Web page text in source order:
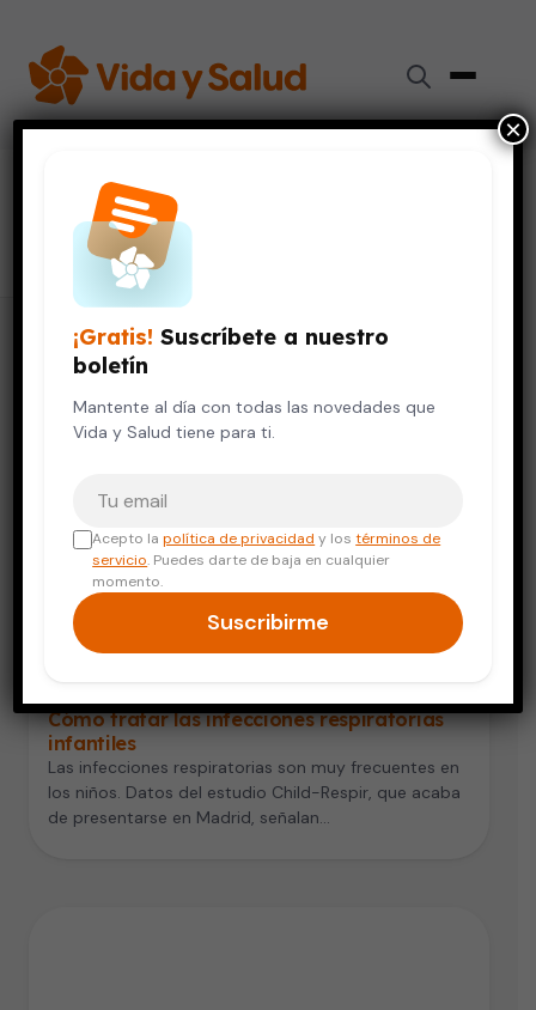
remedios naturales
35 artículos
Cómo tratar las infecciones respiratorias
infantiles
Las infecciones respiratorias son muy frecuentes en
los niños. Datos del estudio Child-Respir, que acaba
de presentarse en Madrid, señalan…
¡Gratis! Suscríbete a nuestro
boletín
Mantente al día con todas las novedades que
Vida y Salud tiene para ti.
Acepto lapolítica de privacidad y lostérminos de
servicio. Puedes darte de baja en cualquier
momento.
Suscribirme
×